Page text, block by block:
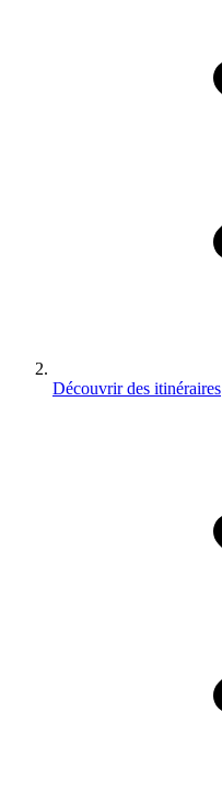
Découvrir des itinéraires